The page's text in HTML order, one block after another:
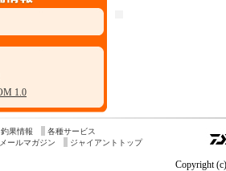
1.0
果情報
各種サービス
メールマガジン ジャイアントトップ
Copyright